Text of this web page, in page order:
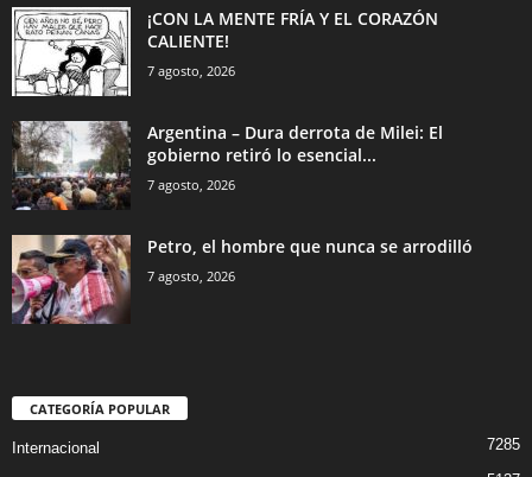
¡CON LA MENTE FRÍA Y EL CORAZÓN
CALIENTE!
7 agosto, 2026
Argentina – Dura derrota de Milei: El
gobierno retiró lo esencial...
7 agosto, 2026
Petro, el hombre que nunca se arrodilló
7 agosto, 2026
CATEGORÍA POPULAR
Internacional 7285